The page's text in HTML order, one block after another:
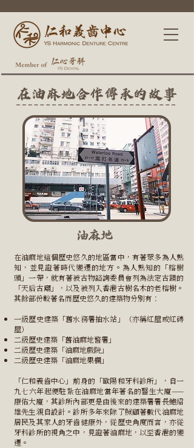
在油麻地合作傳承的故事
油麻地
在油麻地這個歷史悠久的地區當中，有著眾多為人熟
知，並見證著時代變遷的地方。為人熟知的「榕樹
頭」一帶，就有著被古物諮詢委員會列為法定古蹟的
「天后古廟」，以及被列入香港古樹名木的老榕樹。
其餘部份較著名而歷史悠久的建築物分別有：
一級歷史建築「舊水務署抽水站」（亦稱紅屋或紅磚
屋）
二級歷史建築「舊油麻地警署」
二級歷史建築「油麻地戲院」
二級歷史建築「油麻地果欄」
「仁和義齒中心」前身的「歐陽和牙科診所」，自一
九七六年起便駐紮在油麻地當年著名的醫生大廈——
康佑大廈，其診所內部更是由後來的建築署署長鮑紹
雄先生親自設計。診所多年來除了照顧著數代油麻地
居民及其家人的牙齒健康外，從歷史角度而言，亦從
牙科診所的視角之中，見證著油麻地，以至香港的變
遷。